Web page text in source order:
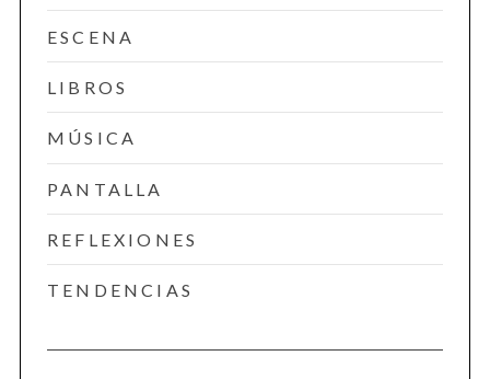
ESCENA
LIBROS
MÚSICA
PANTALLA
REFLEXIONES
TENDENCIAS